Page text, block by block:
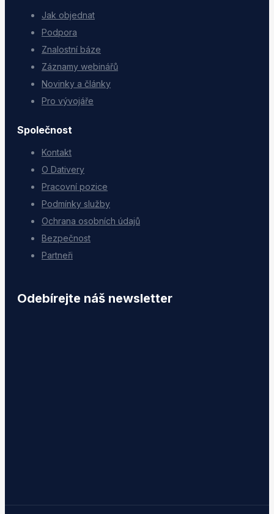
Jak objednat
Podpora
Znalostní báze
Záznamy webinářů
Novinky a články
Pro vývojáře
Společnost
Kontakt
O Dativery
Pracovní pozice
Podmínky služby
Ochrana osobních údajů
Bezpečnost
Partneři
Odebírejte náš newsletter